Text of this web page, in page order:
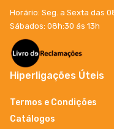
Horário: Seg. a Sexta das
Sábados: 08h:30 ás 13h
Hiperligações Úteis
Termos e Condições
Catálogos